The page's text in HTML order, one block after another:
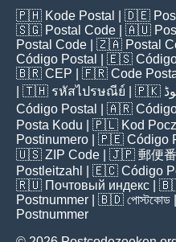
🇵🇭 Kode Postal | 🇩🇪
🇸🇬 Postal Code | 🇦🇺
Postal Code | 🇿🇦 Postal
Código Postal
| 🇪🇸
🇧🇷 CEP | 🇫🇷 Code
| 🇹🇭 รหัสไปรษณีย์ | 🇵🇰
Código Postal
| 🇦🇷
Posta Kodu | 🇵🇱 Kod
Postinumero | 🇵🇪 Código
🇺🇸 ZIP Code | 🇯🇵 郵便
Postleitzahl
| 🇪🇨 Código
🇷🇺 Почтовый индекс |
Postnummer | 🇧🇩 পোস্টকোড
Postnummer